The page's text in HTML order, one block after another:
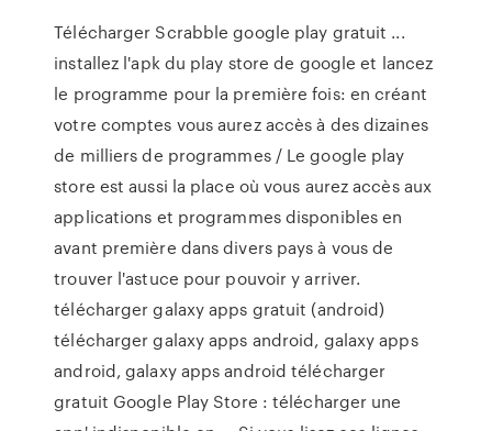
Télécharger Scrabble google play gratuit ...
installez l'apk du play store de google et lancez
le programme pour la première fois: en créant
votre comptes vous aurez accès à des dizaines
de milliers de programmes / Le google play
store est aussi la place où vous aurez accès aux
applications et programmes disponibles en
avant première dans divers pays à vous de
trouver l'astuce pour pouvoir y arriver.
télécharger galaxy apps gratuit (android)
télécharger galaxy apps android, galaxy apps
android, galaxy apps android télécharger
gratuit Google Play Store : télécharger une